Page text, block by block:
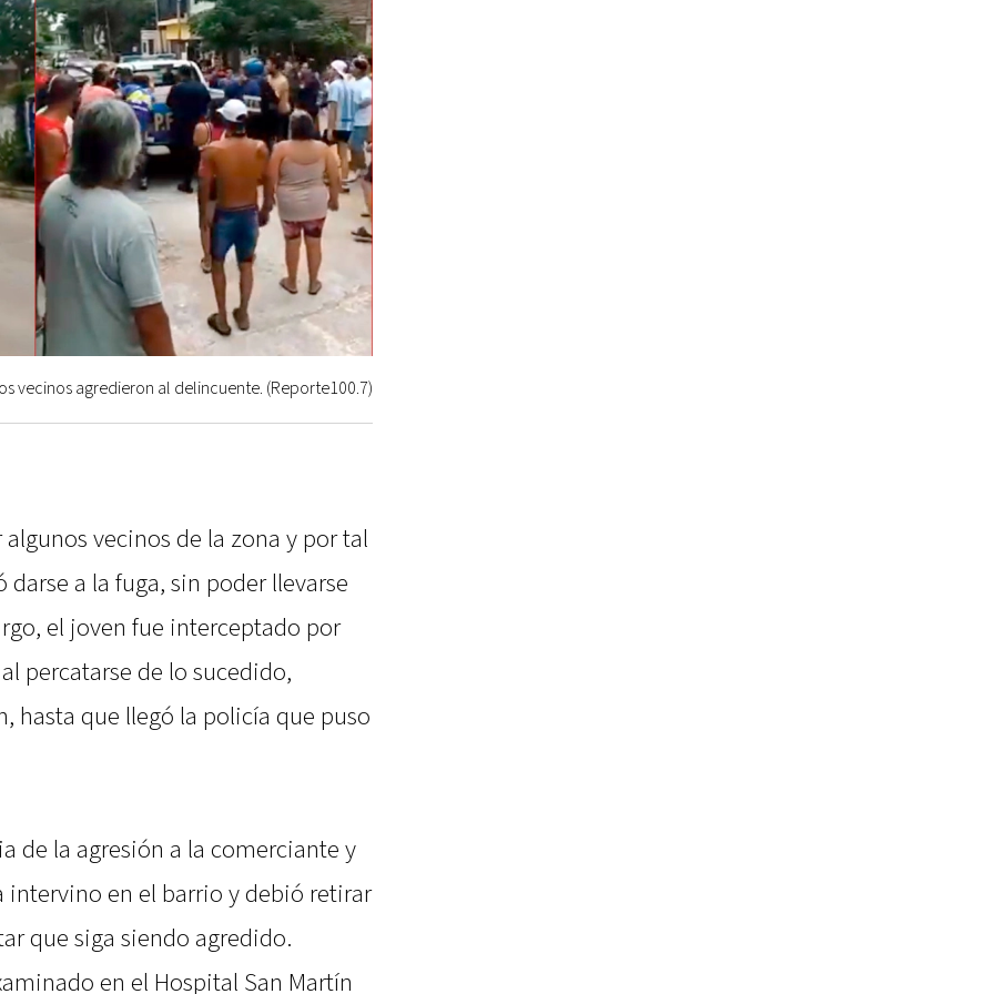
vecinos agredieron al delincuente. (Reporte100.7)
vecinos de la zona y por tal
a la fuga, sin poder llevarse
el joven fue interceptado por
percatarse de lo sucedido,
hasta que llegó la policía que puso
de la agresión a la comerciante y
intervino en el barrio y debió retirar
que siga siendo agredido.
en el Hospital San Martín